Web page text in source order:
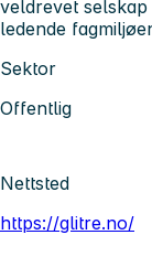
veldrevet
ledende
Sektor
Offentlig
Nettsted
https://glitre.no/